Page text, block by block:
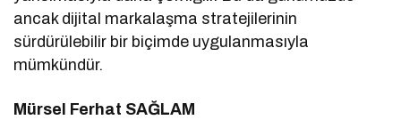
ancak dijital markalaşma stratejilerinin
sürdürülebilir bir biçimde uygulanmasıyla
mümkündür.
Mürsel Ferhat SAĞLAM